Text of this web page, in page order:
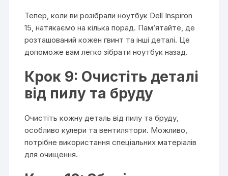
Тепер, коли ви розібрали ноутбук Dell Inspiron
15, натякаємо на кілька порад. Пам’ятайте, де
розташований кожен гвинт та інші деталі. Це
допоможе вам легко зібрати ноутбук назад.
Крок 9: Очистіть деталі
від пилу та бруду
Очистіть кожну деталь від пилу та бруду,
особливо кулери та вентилятори. Можливо,
потрібне використання спеціальних матеріалів
для очищення.